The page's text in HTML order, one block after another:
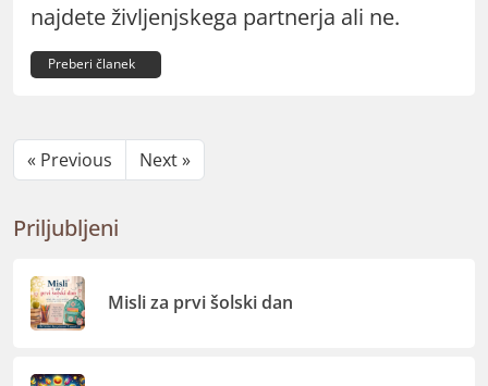
najdete življenjskega partnerja ali ne.
Preberi članek
« Previous Next »
Priljubljeni
Misli za prvi šolski dan